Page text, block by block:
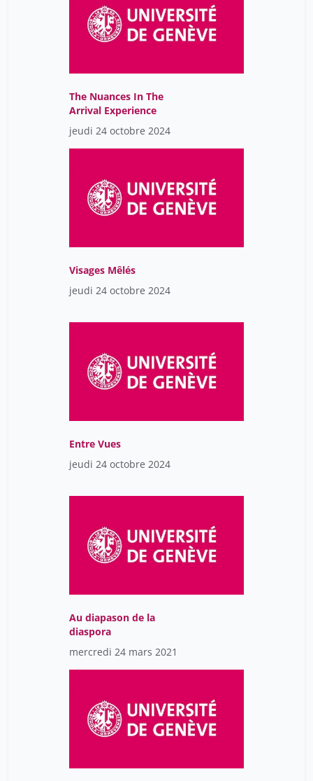
The Nuances In The
Arrival Experience
jeudi 24 octobre 2024
Visages Mêlés
jeudi 24 octobre 2024
Entre Vues
jeudi 24 octobre 2024
Au diapason de la
diaspora
mercredi 24 mars 2021